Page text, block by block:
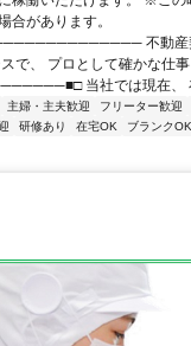
合があります。
不動産
、 プロとして確かな仕事
当社では現在、
主婦・主夫歓迎 フリーター歓迎
研修あり 在宅OK ブランクOK